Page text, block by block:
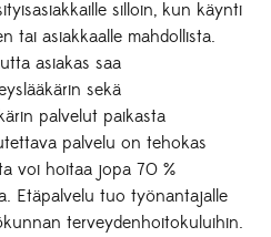
silloin, kun käynti
tai asiakkaalle mahdollista.
asiakas saa
sekä
palvelut paikasta
palvelu on tehokas
voi hoitaa jopa 70 %
Etäpalvelu tuo työnantajalle
terveydenhoitokuluihin.